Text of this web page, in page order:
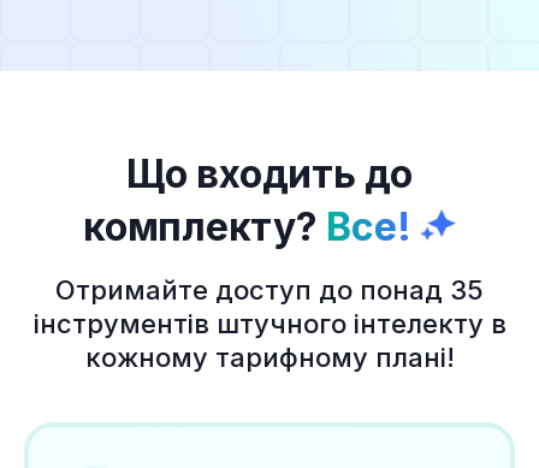
Що входить до
комплекту? Все!
Отримайте доступ до понад 35
інструментів штучного інтелекту в
кожному тарифному плані!